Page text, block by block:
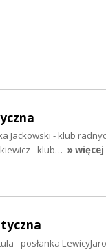
Jackowski - klub
- klub… » więcej
- posłanka